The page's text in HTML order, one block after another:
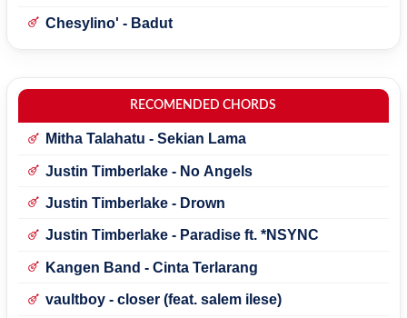
Chesylino' - Badut
RECOMENDED CHORDS
Mitha Talahatu - Sekian Lama
Justin Timberlake - No Angels
Justin Timberlake - Drown
Justin Timberlake - Paradise ft. *NSYNC
Kangen Band - Cinta Terlarang
vaultboy - closer (feat. salem ilese)